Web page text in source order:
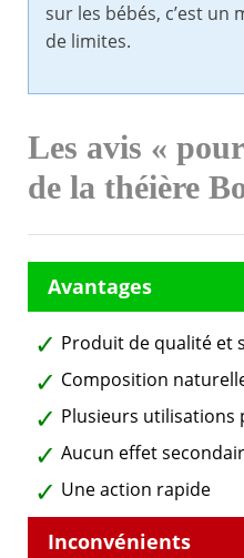
sur les bébés, c’est un
de limites.
Les avis «
de la théière
Produit de qualité et
Composition
Plusieurs utilisations
Aucun effet
Une action rapide